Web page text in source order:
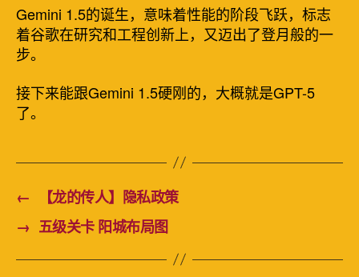
Gemini 1.5的诞生，意味着性能的阶段飞跃，标志
着谷歌在研究和工程创新上，又迈出了登月般的一
步。
接下来能跟Gemini 1.5硬刚的，大概就是GPT-5
了。
←
【龙的传人】隐私政策
→ 五级关卡 阳城布局图